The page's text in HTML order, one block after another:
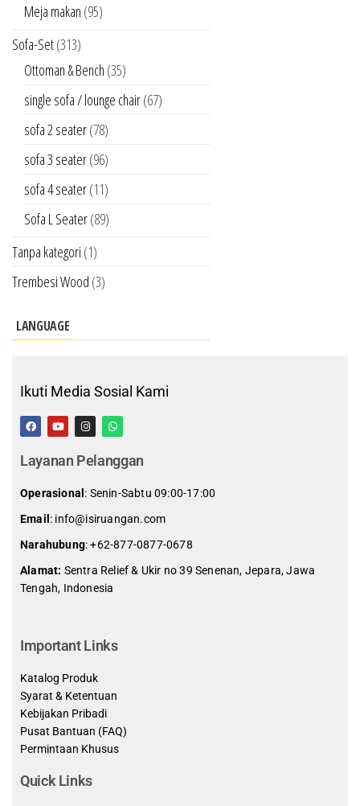
Meja makan (95)
Sofa-Set(313)
Ottoman & Bench (35)
single sofa / lounge chair(67)
sofa 2 seater(78)
sofa 3 seater(96)
sofa 4 seater(11)
Sofa L Seater(89)
Tanpa kategori (1)
Trembesi Wood (3)
LANGUAGE
Ikuti Media Sosial Kami
Layanan Pelanggan
Operasional: Senin-Sabtu 09:00-17:00
Email: info@isiruangan.com
Narahubung:+62-877-0877-0678
Alamat: Sentra Relief & Ukir no 39 Senenan, Jepara, Jawa
Tengah, Indonesia
Important Links
Katalog Produk
Syarat & Ketentuan
Kebijakan Pribadi
Pusat Bantuan (FAQ)
Permintaan Khusus
Quick Links